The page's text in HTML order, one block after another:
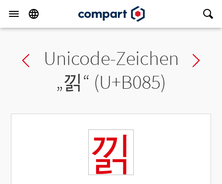
Previous char
Unicode-Zeichen
„낅“ (U+B085)
낅